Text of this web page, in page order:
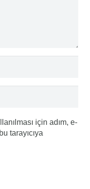
için adım, e-
tarayıcıya